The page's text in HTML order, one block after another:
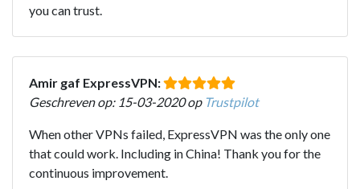
you can trust.
Amir gaf ExpressVPN:
Geschreven op: 15-03-2020 op Trustpilot
When other VPNs failed, ExpressVPN was the only one
that could work. Including in China! Thank you for the
continuous improvement.